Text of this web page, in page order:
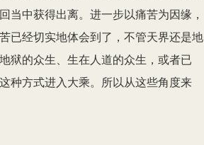
当中获得出离。进一步以痛苦为因缘，
已经切实地体会到了，不管天界还是地
狱的众生、生在人道的众生，或者已
种方式进入大乘。所以从这些角度来